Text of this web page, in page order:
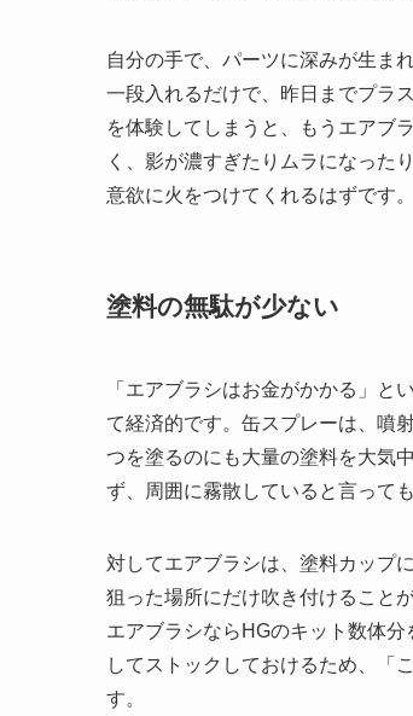
自分の手で、パーツに深みが生ま
一段入れるだけで、昨日までプラ
を体験してしまうと、もうエアブ
く、影が濃すぎたりムラになった
意欲に火をつけてくれるはずです。
塗料の無駄が少ない
「エアブラシはお金がかかる」と
て経済的です。缶スプレーは、噴
つを塗るのにも大量の塗料を大気
ず、周囲に霧散していると言って
対してエアブラシは、塗料カップ
狙った場所にだけ吹き付けること
エアブラシならHGのキット数体
してストックしておけるため、「
す。